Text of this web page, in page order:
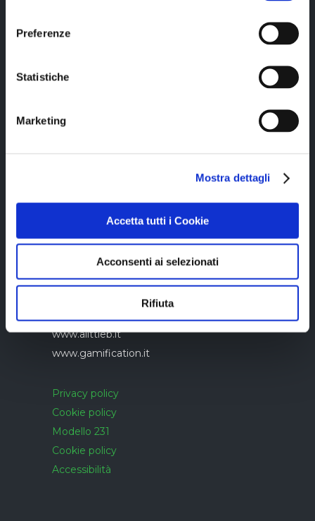
Preferenze
Statistiche
Marketing
Mostra dettagli
Accetta tutti i Cookie
Acconsenti ai selezionati
Rifiuta
Copyright © 2023 Alittleb.it SRL.- P.IVA
Azienda con sistema di gestione qualità
UNI EN ISO 9001:2015 certificato da
www.alittleb.it
www.gamification.it
Privacy policy
Cookie policy
Modello 231
Cookie policy
Accessibilità